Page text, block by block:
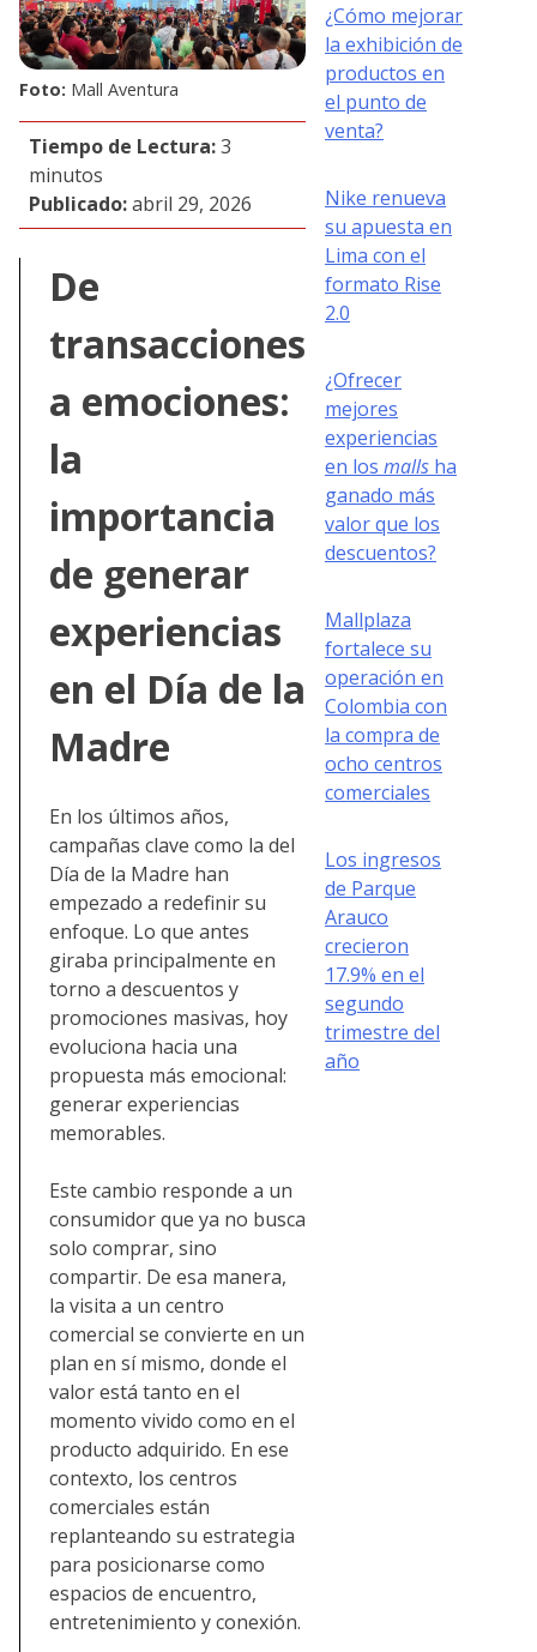
Foto: Mall Aventura
Tiempo de Lectura:3
minutos
Publicado:abril 29, 2026
De
transacciones
a emociones:
la
importancia
de generar
experiencias
en el Día de la
Madre
En los últimos años,
campañas clave como la del
Día de la Madre han
empezado a redefinir su
enfoque. Lo que antes
giraba principalmente en
torno a descuentos y
promociones masivas, hoy
evoluciona hacia una
propuesta más emocional:
generar experiencias
memorables.
Este cambio responde a un
consumidor que ya no busca
solo comprar, sino
compartir. De esa manera,
la visita a un centro
comercial se convierte en un
plan en sí mismo, donde el
valor está tanto en el
momento vivido como en el
producto adquirido. En ese
contexto, los centros
comerciales están
replanteando su estrategia
para posicionarse como
espacios de encuentro,
entretenimiento y conexión.
¿Cómo mejorar
la exhibición de
productos en
el punto de
venta?
Nike renueva
su apuesta en
Lima con el
formato Rise
2.0
¿Ofrecer
mejores
experiencias
en los malls ha
ganado más
valor que los
descuentos?
Mallplaza
fortalece su
operación en
Colombia con
la compra de
ocho centros
comerciales
Los ingresos
de Parque
Arauco
crecieron
17.9% en el
segundo
trimestre del
año